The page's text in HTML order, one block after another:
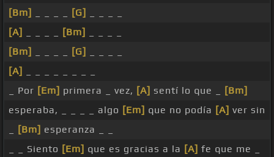
[Bm]
[G]
[A]
[Bm]
[Bm]
[G]
[A]
_ Por [Em] primera _ vez, [A] sentí lo que _
[Bm]
esperaba, _ _ _ _ algo [Em] que no podía [A] ver sin
[Bm] esperanza _ _
_ _ Siento [Em] que es gracias a la [A] fe que me _